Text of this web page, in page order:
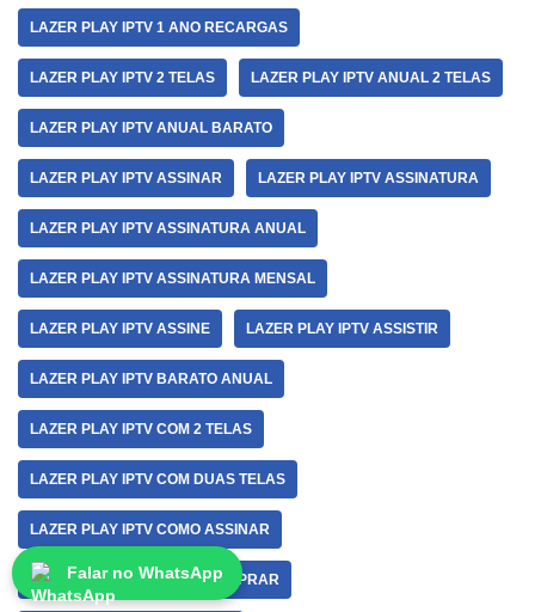
LAZER PLAY IPTV 1 ANO RECARGAS
LAZER PLAY IPTV 2 TELAS LAZER PLAY IPTV ANUAL 2 TELAS
LAZER PLAY IPTV ANUAL BARATO
LAZER PLAY IPTV ASSINAR LAZER PLAY IPTV ASSINATURA
LAZER PLAY IPTV ASSINATURA ANUAL
LAZER PLAY IPTV ASSINATURA MENSAL
LAZER PLAY IPTV ASSINE LAZER PLAY IPTV ASSISTIR
LAZER PLAY IPTV BARATO ANUAL
LAZER PLAY IPTV COM 2 TELAS
LAZER PLAY IPTV COM DUAS TELAS
LAZER PLAY IPTV COMO ASSINAR
LAZER PLAY IPTV COMO COMPRAR
Falar no WhatsApp